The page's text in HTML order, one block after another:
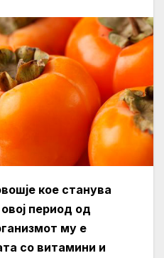
кое станува
период од
му е
со витамини и